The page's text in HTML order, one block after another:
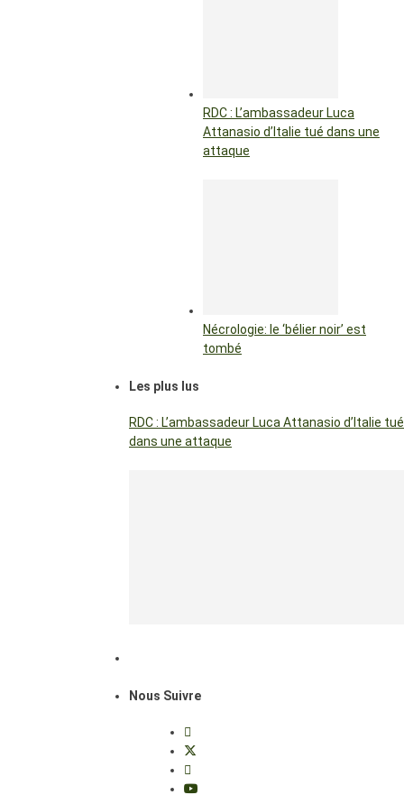
RDC : L’ambassadeur Luca
Attanasio d’Italie tué dans une
attaque
Nécrologie: le ‘bélier noir’ est
tombé
Les plus lus
RDC : L’ambassadeur Luca Attanasio d’Italie tué
dans une attaque
Nous Suivre